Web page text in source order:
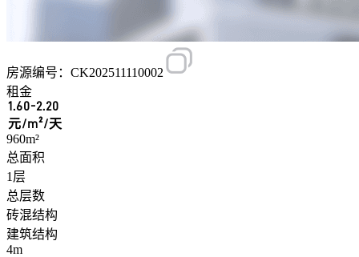
房源编号：CK202511110002
租金
1.60-2.20
元/m²/天
960m²
总面积
1层
总层数
砖混结构
建筑结构
4m